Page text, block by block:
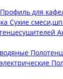
Профиль для
Сухие